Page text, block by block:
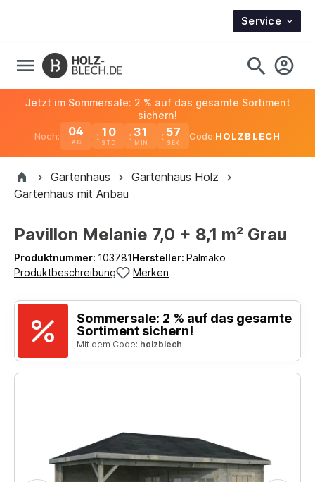
Service
Noch: 04
TAGE
10 31 56
Jetzt im Sommersale: 2 % auf das gesamte Sortiment
sichern!
Code:HOLZBLECH
Gartenhaus
Gartenhaus Holz
Gartenhaus mit Anbau
Pavillon Melanie 7,0 + 8,1 m² Grau
Produktnummer: 103781Hersteller: Palmako
Produktbeschreibung
Merken
Sommersale: 2 % auf das gesamte
Sortiment sichern!
Mit dem Code: holzblech